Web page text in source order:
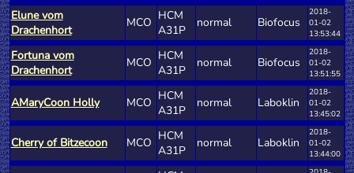
Elune vom
Drachenhort
MCO HCM
A31P
normal Biofocus
2018-
01-02
13:53:44
Fortuna vom
Drachenhort
MCO HCM
A31P
normal Biofocus
2018-
01-02
13:51:55
AMaryCoon Holly MCO HCM
A31P
normal Laboklin
2018-
01-02
13:45:02
Cherry of Bitzecoon MCO HCM
A31P
normal Laboklin
2018-
01-02
13:44:00